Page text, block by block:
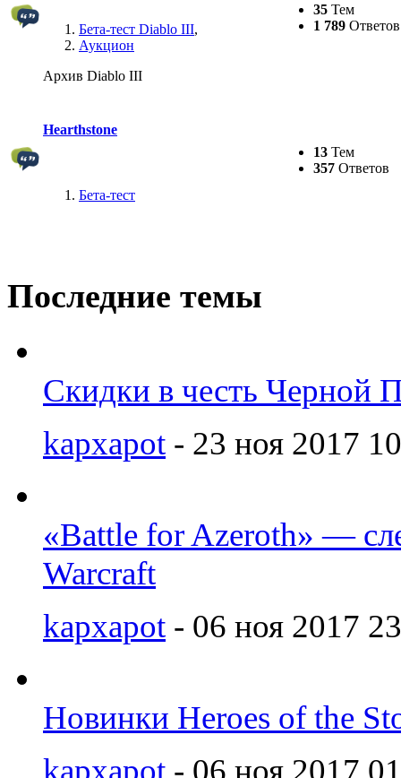
Бета-тест Diablo III,
Аукцион
Архив Diablo III
35 Тем
1 789 Ответов
Hearthstone
Бета-тест
13 Тем
357 Ответов
Последние темы
Скидки в честь Черной
kapxapot - 23 ноя 2017
«Battle for Azeroth» —
Warcraft
kapxapot - 06 ноя 2017
Новинки Heroes of the
kapxapot - 06 ноя 2017